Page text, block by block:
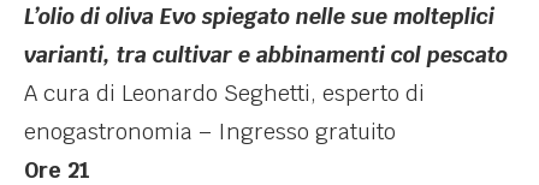
L’olio di oliva Evo spiegato nelle sue molteplici
varianti, tra cultivar e abbinamenti col pescato
A cura di Leonardo Seghetti, esperto di
enogastronomia – Ingresso gratuito
Ore 21